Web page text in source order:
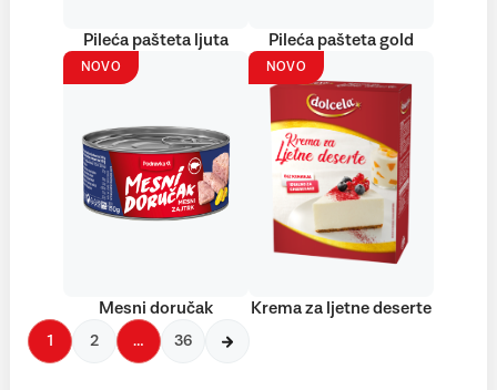
Pileća pašteta ljuta Pileća pašteta gold
NOVO
Mesni doručak
NOVO
Krema za ljetne deserte
1 2 … 36